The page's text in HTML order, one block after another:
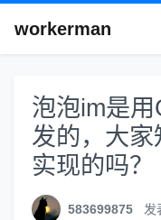
workerman
泡泡im是
发的，大
实现的吗？
583699875 发